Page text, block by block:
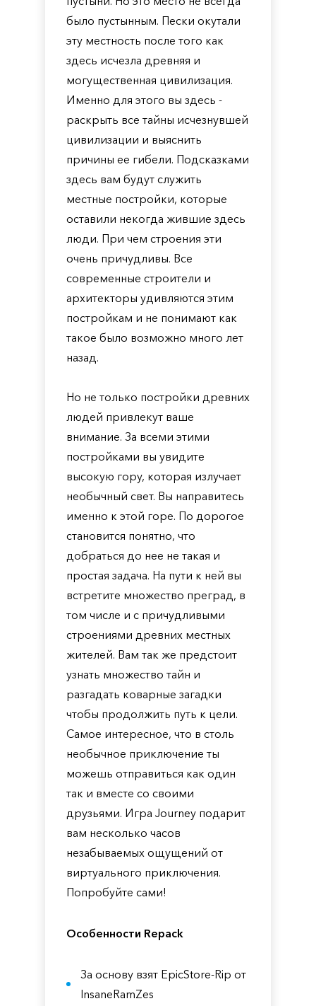
было пустынным. Пески окутали
эту местность после того как
здесь исчезла древняя и
могущественная цивилизация.
Именно для этого вы здесь -
раскрыть все тайны исчезнувшей
цивилизации и выяснить
причины ее гибели. Подсказками
здесь вам будут служить
местные постройки, которые
оставили некогда жившие здесь
люди. При чем строения эти
очень причудливы. Все
современные строители и
архитекторы удивляются этим
постройкам и не понимают как
такое было возможно много лет
назад.
Но не только постройки древних
людей привлекут ваше
внимание. За всеми этими
постройками вы увидите
высокую гору, которая излучает
необычный свет. Вы направитесь
именно к этой горе. По дорогое
становится понятно, что
добраться до нее не такая и
простая задача. На пути к ней вы
встретите множество преград, в
том числе и с причудливыми
строениями древних местных
жителей. Вам так же предстоит
узнать множество тайн и
разгадать коварные загадки
чтобы продолжить путь к цели.
Самое интересное, что в столь
необычное приключение ты
можешь отправиться как один
так и вместе со своими
друзьями. Игра Journey подарит
вам несколько часов
незабываемых ощущений от
виртуального приключения.
Попробуйте сами!
Особенности Repack
За основу взят EpicStore-Rip от
InsaneRamZes